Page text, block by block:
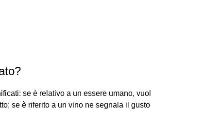
se è relativo a un essere umano, vuol
se è riferito a un vino ne segnala il gusto